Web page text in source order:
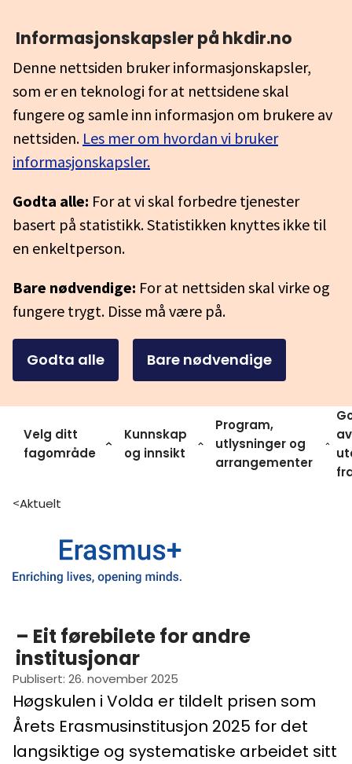
Informasjonskapsler på hkdir.no
Denne nettsiden bruker informasjonskapsler,
som er en teknologi for at nettsidene skal
fungere og samle inn informasjon om brukere av
nettsiden. Les mer om hvordan vi bruker
informasjonskapsler.
Godta alle: For at vi skal forbedre tjenester
basert på statistikk. Statistikken knyttes ikke til
en enkeltperson.
Bare nødvendige: For at nettsiden skal virke og
fungere trygt. Disse må være på.
Godta alle Bare nødvendige
Velg ditt
fagområde
Kunnskap
og innsikt
Program,
utlysninger og
arrangementer
av
>Aktuelt
– Eit førebilete for andre
institusjonar
Publisert: 26. november 2025
Høgskulen i Volda er tildelt prisen som
Årets Erasmusinstitusjon 2025 for det
langsiktige og systematiske arbeidet sitt